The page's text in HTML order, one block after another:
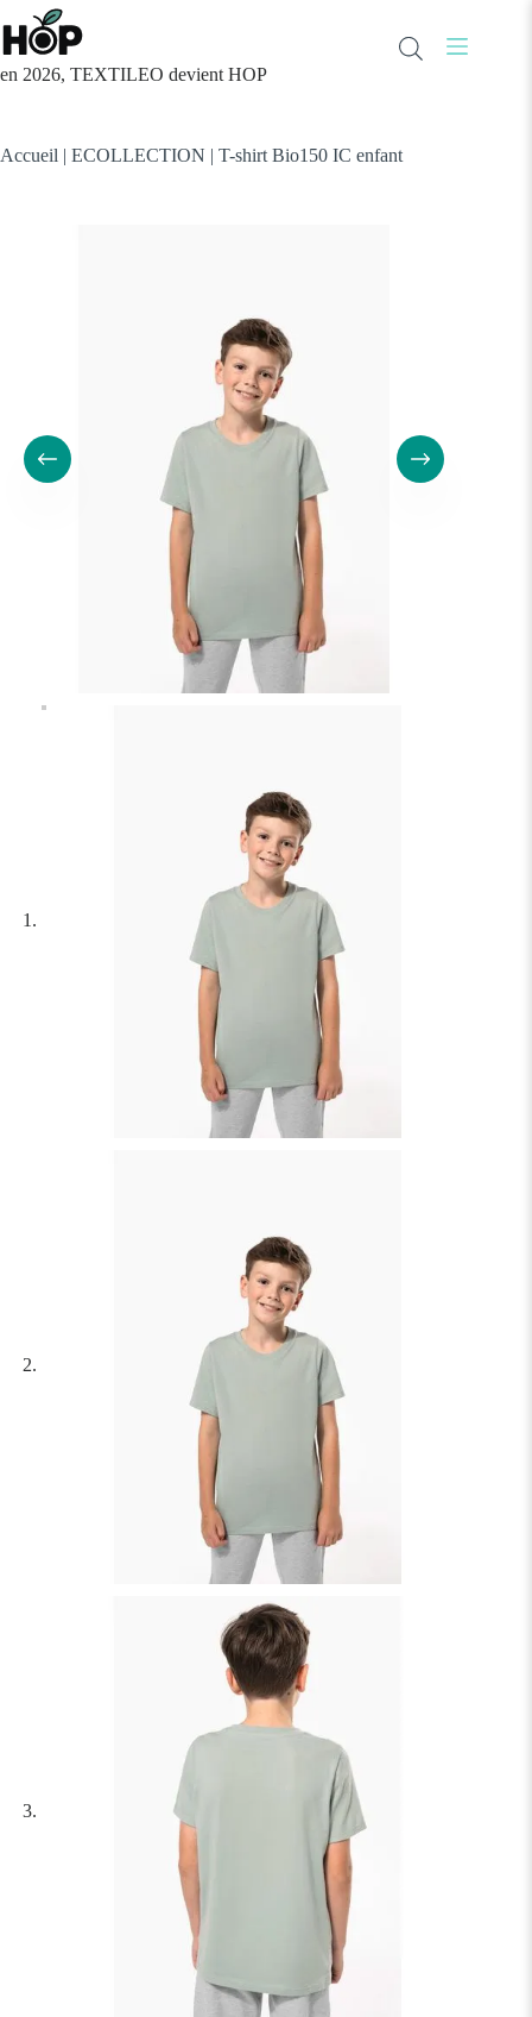
Passer
au
contenu
en 2026, TEXTILEO devient HOP
Accueil | ECOLLECTION | T-shirt Bio150 IC enfant